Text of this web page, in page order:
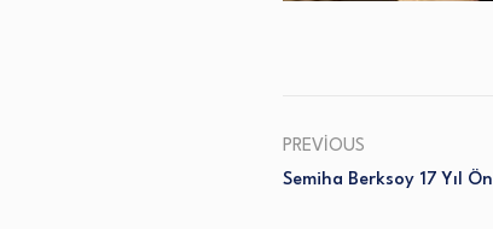
PREVIOUS
Semiha Berksoy 17 Yıl